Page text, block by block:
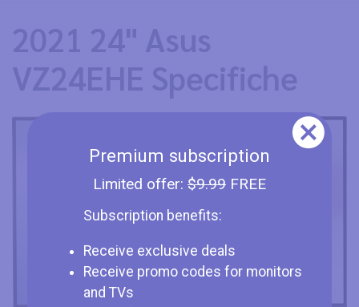
Premium subscription
Limited offer: $9.99FREE
Subscription benefits:
Receive exclusive deals
Receive promo codes for monitors
and TVs
2021 24" Asus
VZ24EHE Specifiche